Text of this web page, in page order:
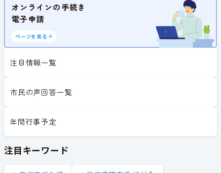
オンラインの手続き
電子申請
ページを見る
注目情報一覧
市民の声回答一覧
年間行事予定
注目キーワード